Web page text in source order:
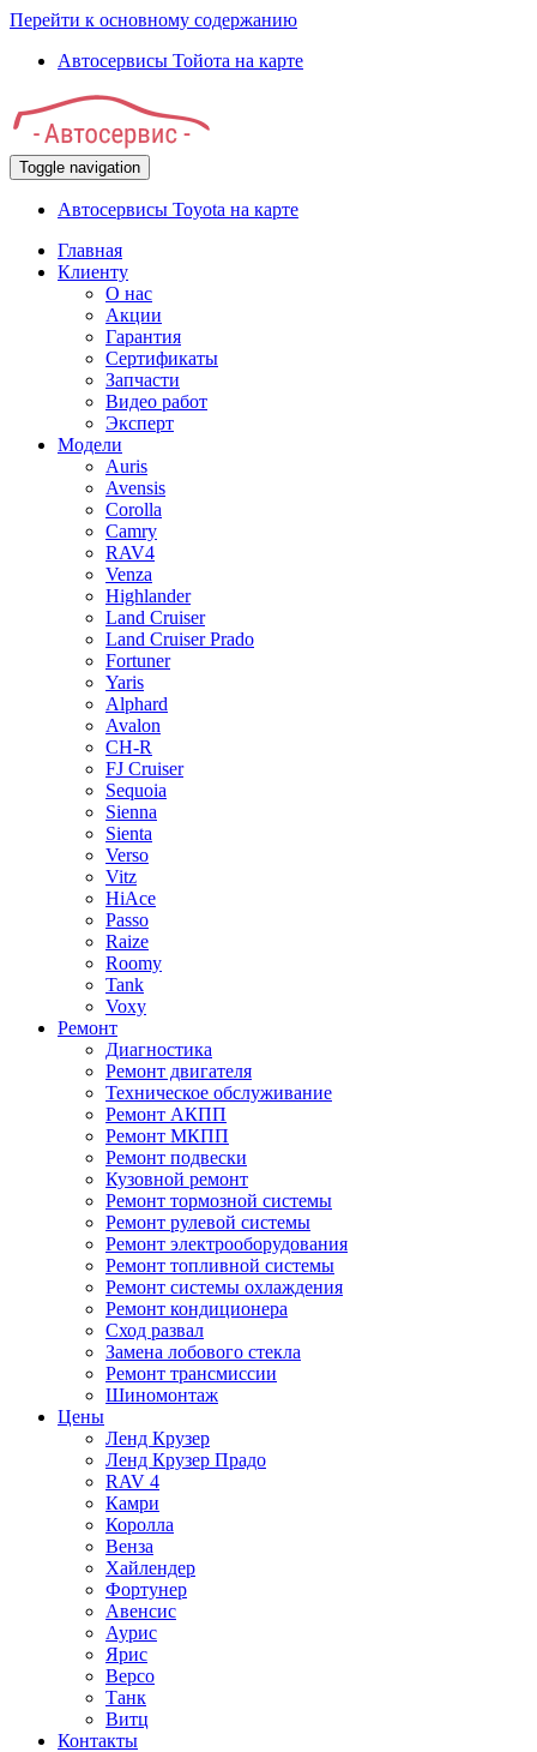
Перейти к основному содержанию
Автосервисы Тойота на карте
Toggle navigation
Автосервисы Toyota на карте
Главная
Клиенту
О нас
Акции
Гарантия
Сертификаты
Запчасти
Видео работ
Эксперт
Модели
Auris
Avensis
Corolla
Camry
RAV4
Venza
Highlander
Land Cruiser
Land Cruiser Prado
Fortuner
Yaris
Alphard
Avalon
CH-R
FJ Cruiser
Sequoia
Sienna
Sienta
Verso
Vitz
HiAce
Passo
Raize
Roomy
Tank
Voxy
Ремонт
Диагностика
Ремонт двигателя
Техническое обслуживание
Ремонт АКПП
Ремонт МКПП
Ремонт подвески
Кузовной ремонт
Ремонт тормозной системы
Ремонт рулевой системы
Ремонт электрооборудования
Ремонт топливной системы
Ремонт системы охлаждения
Ремонт кондиционера
Сход развал
Замена лобового стекла
Ремонт трансмиссии
Шиномонтаж
Цены
Ленд Крузер
Ленд Крузер Прадо
RAV 4
Камри
Королла
Венза
Хайлендер
Фортунер
Авенсис
Аурис
Ярис
Версо
Танк
Витц
Контакты